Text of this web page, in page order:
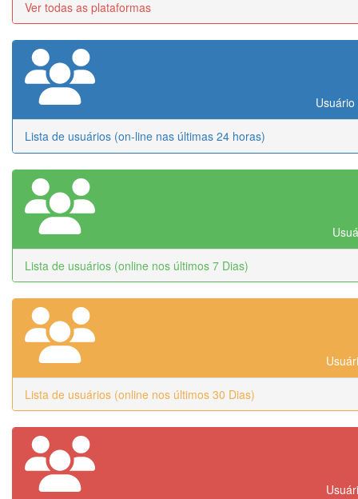
Ver todas as plataformas
Lista de usuários (on-line nas últimas 24 horas)
Lista de usuários (online nos últimos 7 Dias)
Lista de usuários (online nos últimos 30 Dias)